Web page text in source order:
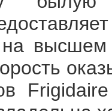
высшем
Frigidaire